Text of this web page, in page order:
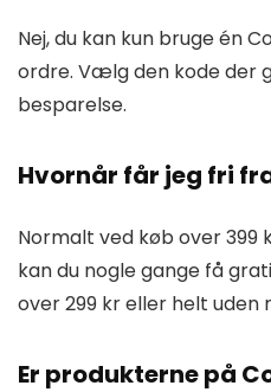
Nej, du kan kun bruge én
ordre. Vælg den kode der
besparelse.
Hvornår får jeg fri
Normalt ved køb over 399
kan du nogle gange få
over 299 kr eller helt uden
Er produkterne på